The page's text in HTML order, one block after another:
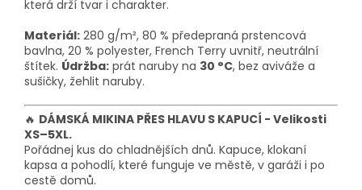
která drží tvar i charakter.
Materiál: 280 g/m², 80 % předepraná prstencová
bavlna, 20 % polyester, French Terry uvnitř, neutrální
štítek. Údržba: prát naruby na 30 °C, bez aviváže a
sušičky, žehlit naruby.
🔥 DÁMSKÁ MIKINA PŘES HLAVU S KAPUCÍ - Velikosti
XS–5XL.
Pořádnej kus do chladnějších dnů. Kapuce, klokaní
kapsa a pohodlí, které funguje ve městě, v garáži i po
cestě domů.